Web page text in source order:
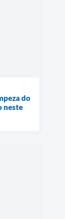
do
neste